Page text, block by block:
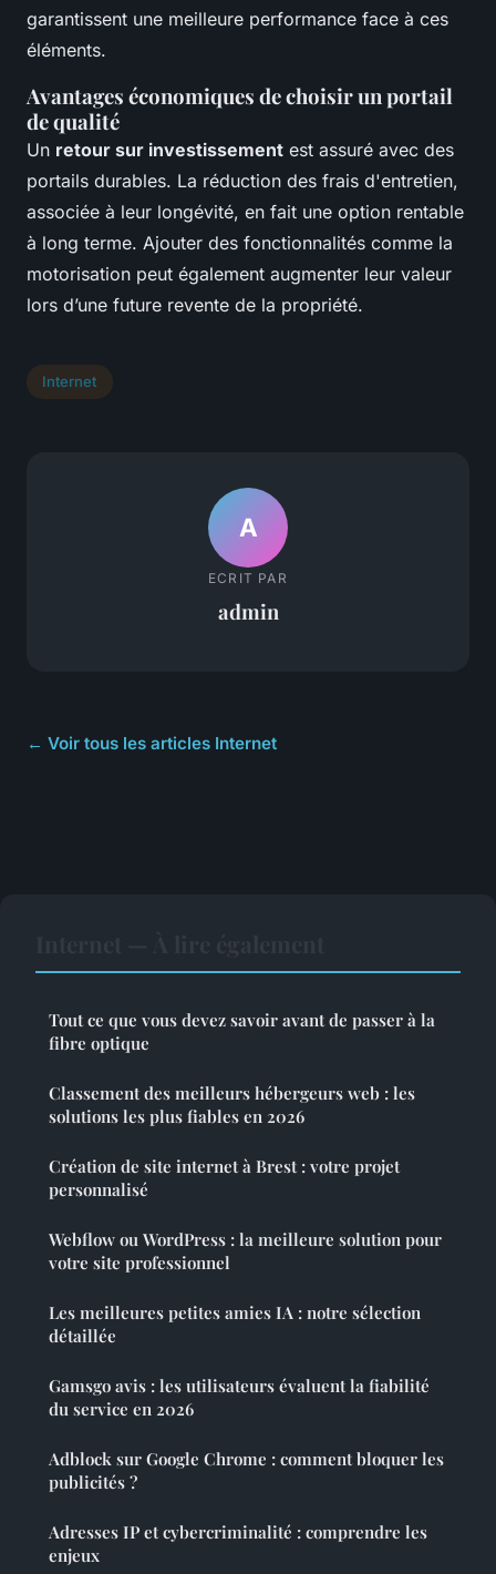
garantissent une meilleure performance face à ces
éléments.
Avantages économiques de choisir un portail
de qualité
Un retour sur investissement est assuré avec des
portails durables. La réduction des frais d'entretien,
associée à leur longévité, en fait une option rentable
à long terme. Ajouter des fonctionnalités comme la
motorisation peut également augmenter leur valeur
lors d’une future revente de la propriété.
Internet
A
ECRIT PAR
admin
← Voir tous les articles Internet
Tout ce que vous devez savoir avant de passer à la
fibre optique
Classement des meilleurs hébergeurs web : les
solutions les plus fiables en 2026
Création de site internet à Brest : votre projet
personnalisé
Webflow ou WordPress : la meilleure solution pour
votre site professionnel
Les meilleures petites amies IA : notre sélection
détaillée
Gamsgo avis : les utilisateurs évaluent la fiabilité
du service en 2026
Adblock sur Google Chrome : comment bloquer les
publicités ?
Adresses IP et cybercriminalité : comprendre les
enjeux